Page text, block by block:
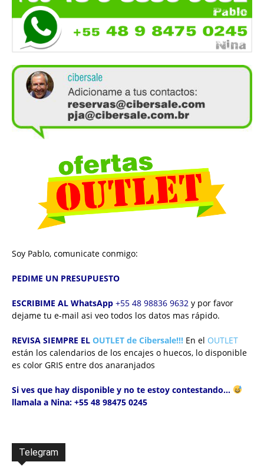
Soy Pablo, comunicate conmigo:
PEDIME UN PRESUPUESTO
ESCRIBIME AL WhatsApp +55 48 98836 9632 y por favor
dejame tu e-mail asi veo todos los datos mas rápido.
REVISA SIEMPRE EL OUTLET de Cibersale!!! En el OUTLET
están los calendarios de los encajes o huecos, lo disponible
es color GRIS entre dos anaranjados
Si ves que hay disponible y no te estoy contestando…
llamala a Nina: +55 48 98475 0245
Telegram